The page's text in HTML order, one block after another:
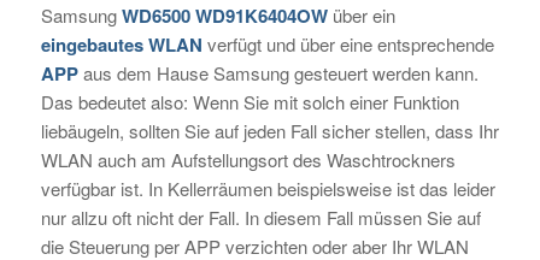
SamsungWD6500 WD91K6404OWüber ein
eingebautes WLAN verfügt und über eine entsprechende
APPaus dem Hause Samsung gesteuert werden kann.
Das bedeutet also: Wenn Sie mit solch einer Funktion
liebäugeln, sollten Sie auf jeden Fall sicher stellen, dass Ihr
WLAN auch am Aufstellungsort des Waschtrockners
verfügbar ist. In Kellerräumen beispielsweise ist das leider
nur allzu oft nicht der Fall. In diesem Fall müssen Sie auf
die Steuerung per APP verzichten oder aber Ihr WLAN